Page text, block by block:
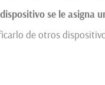
se le asigna
de otros